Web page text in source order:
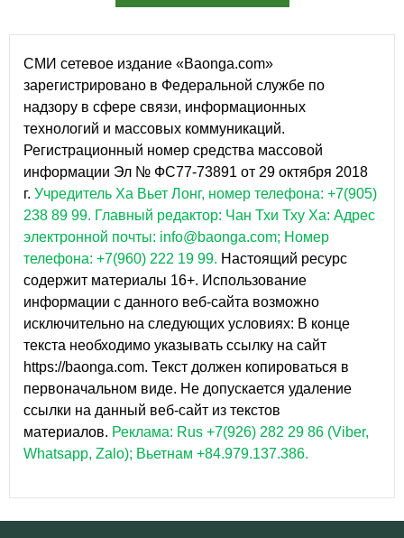
СМИ сетевое издание «Baonga.com»
зарегистрировано в Федеральной службе по
надзору в сфере связи, информационных
технологий и массовых коммуникаций.
Регистрационный номер средства массовой
информации Эл № ФС77-73891 от 29 октября 2018
г. Учредитель Ха Вьет Лонг, номер телефона: +7(905)
238 89 99. Главный редактор: Чан Тхи Тху Ха: Адрес
электронной почты: info@baonga.com; Номер
телефона: +7(960) 222 19 99. Настоящий ресурс
содержит материалы 16+. Использование
информации с данного веб-сайта возможно
исключительно на следующих условиях: В конце
текста необходимо указывать ссылку на сайт
https://baonga.com. Текст должен копироваться в
первоначальном виде. Не допускается удаление
ссылки на данный веб-сайт из текстов
материалов. Реклама: Rus +7(926) 282 29 86 (Viber,
Whatsapp, Zalo); Вьетнам +84.979.137.386.